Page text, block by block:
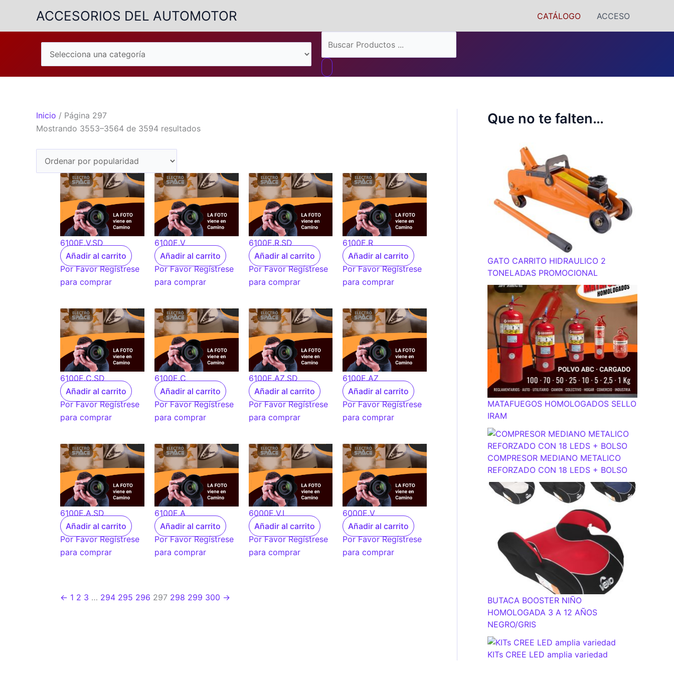
contenido
ACCESORIOS DEL AUTOMOTOR CATÁLOGO ACCESO
de
productos
Inicio / Página 297
Mostrando 3553–3564 de 3594 resultadosOrdenado
6100E.V.SD
Añadir al carrito
Por Favor Regístrese
para comprar
6100E.V
Añadir al carrito
Por Favor Regístrese
para comprar
6100E.R.SD
Añadir al carrito
Por Favor Regístrese
para comprar
6100E.R
Añadir al carrito
Por Favor Regístrese
para comprar
6100E.C.SD
Añadir al carrito
Por Favor Regístrese
para comprar
6100E.C
Añadir al carrito
Por Favor Regístrese
para comprar
6100E.AZ.SD
Añadir al carrito
Por Favor Regístrese
para comprar
6100E.AZ
Añadir al carrito
Por Favor Regístrese
para comprar
6100E.A.SD
Añadir al carrito
Por Favor Regístrese
para comprar
6100E.A
Añadir al carrito
Por Favor Regístrese
para comprar
6000E.V.I
Añadir al carrito
Por Favor Regístrese
para comprar
6000E.V
Añadir al carrito
Por Favor Regístrese
para comprar
← 1 2 3 … 294 295 296 297 298 299 300 →
Que no te falten…
GATO CARRITO HIDRAULICO 2
TONELADAS PROMOCIONAL
MATAFUEGOS HOMOLOGADOS SELLO
IRAM
COMPRESOR MEDIANO METALICO
REFORZADO CON 18 LEDS + BOLSO
BUTACA BOOSTER NIÑO
HOMOLOGADA 3 A 12 AÑOS
NEGRO/GRIS
KITs CREE LED amplia variedad